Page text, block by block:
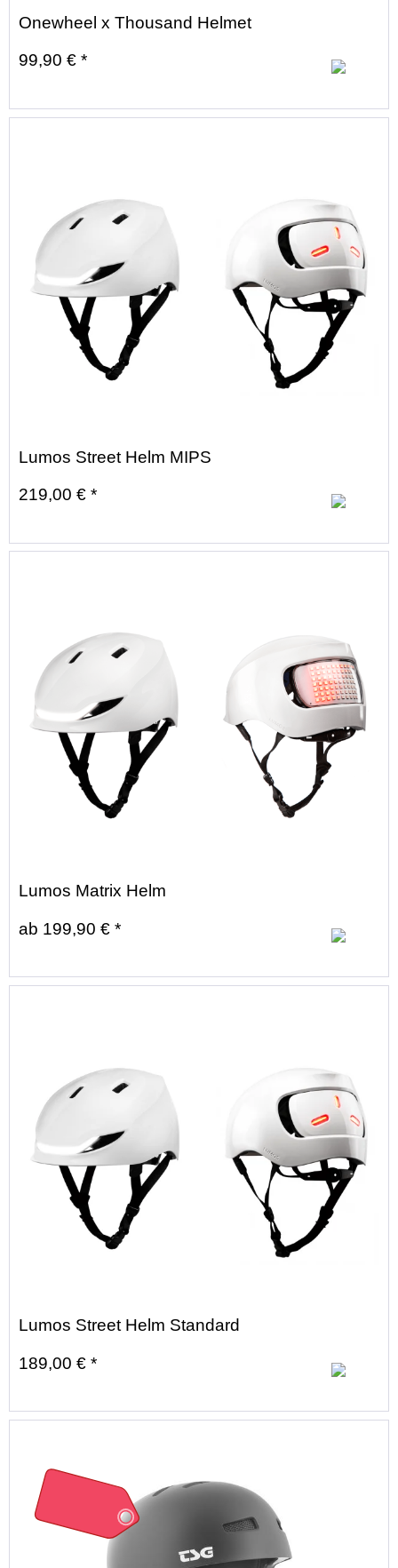
Onewheel x Thousand Helmet
99,90 € *
Lumos Street Helm MIPS
219,00 € *
Lumos Matrix Helm
ab 199,90 € *
Lumos Street Helm Standard
189,00 € *